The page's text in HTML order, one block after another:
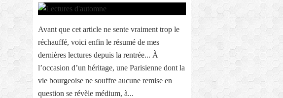
Avant que cet article ne sente vraiment trop le
réchauffé, voici enfin le résumé de mes
dernières lectures depuis la rentrée... À
l’occasion d’un héritage, une Parisienne dont la
vie bourgeoise ne souffre aucune remise en
question se révèle médium, à...